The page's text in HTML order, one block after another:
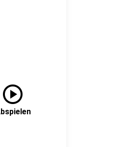
play_circle